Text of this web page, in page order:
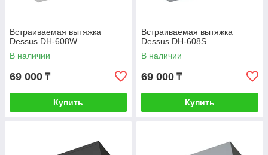
Встраиваемая вытяжка
Dessus DH-608W
В наличии
69 000 ₸
Купить
Встраиваемая вытяжка
Dessus DH-608S
В наличии
69 000 ₸
Купить